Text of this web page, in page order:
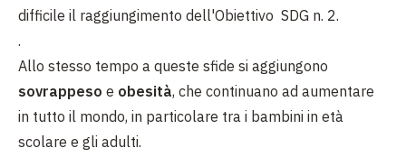
difficile il raggiungimento dell'Obiettivo SDG n. 2.
.
Allo stesso tempo a queste sfide si aggiungono
sovrappeso e obesità, che continuano ad aumentare
in tutto il mondo, in particolare tra i bambini in età
scolare e gli adulti.